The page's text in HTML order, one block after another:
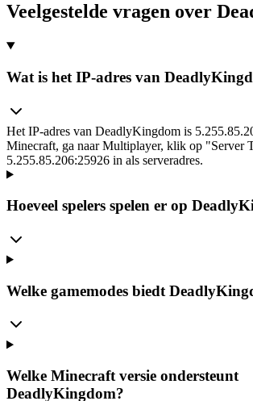
Veelgestelde vragen over
Wat is het IP-adres van
Het IP-adres van DeadlyKingdom is
Minecraft, ga naar Multiplayer, klik op "Server
5.255.85.206:25926 in als serveradres.
Hoeveel spelers spelen er op
Welke gamemodes biedt
Welke Minecraft versie ondersteunt
DeadlyKingdom?